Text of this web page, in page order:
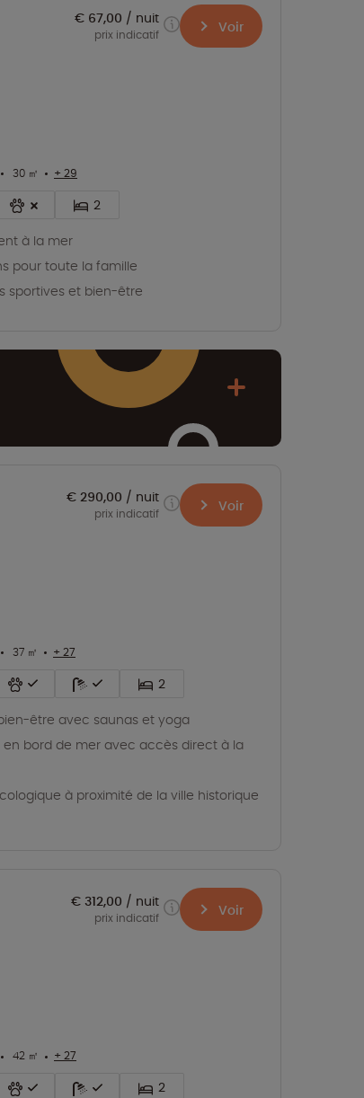
30 ㎡ + 29
2
à la mer
pour toute la famille
sportives et bien-être
€ 67,00 nuit
prix indicatif Voir
37 ㎡ + 27
2
être avec saunas et yoga
en bord de mer avec accès direct à la
à proximité de la ville historique
€ 290,00 nuit
prix indicatif Voir
42 ㎡ + 27
2
€ 312,00 nuit
prix indicatif Voir